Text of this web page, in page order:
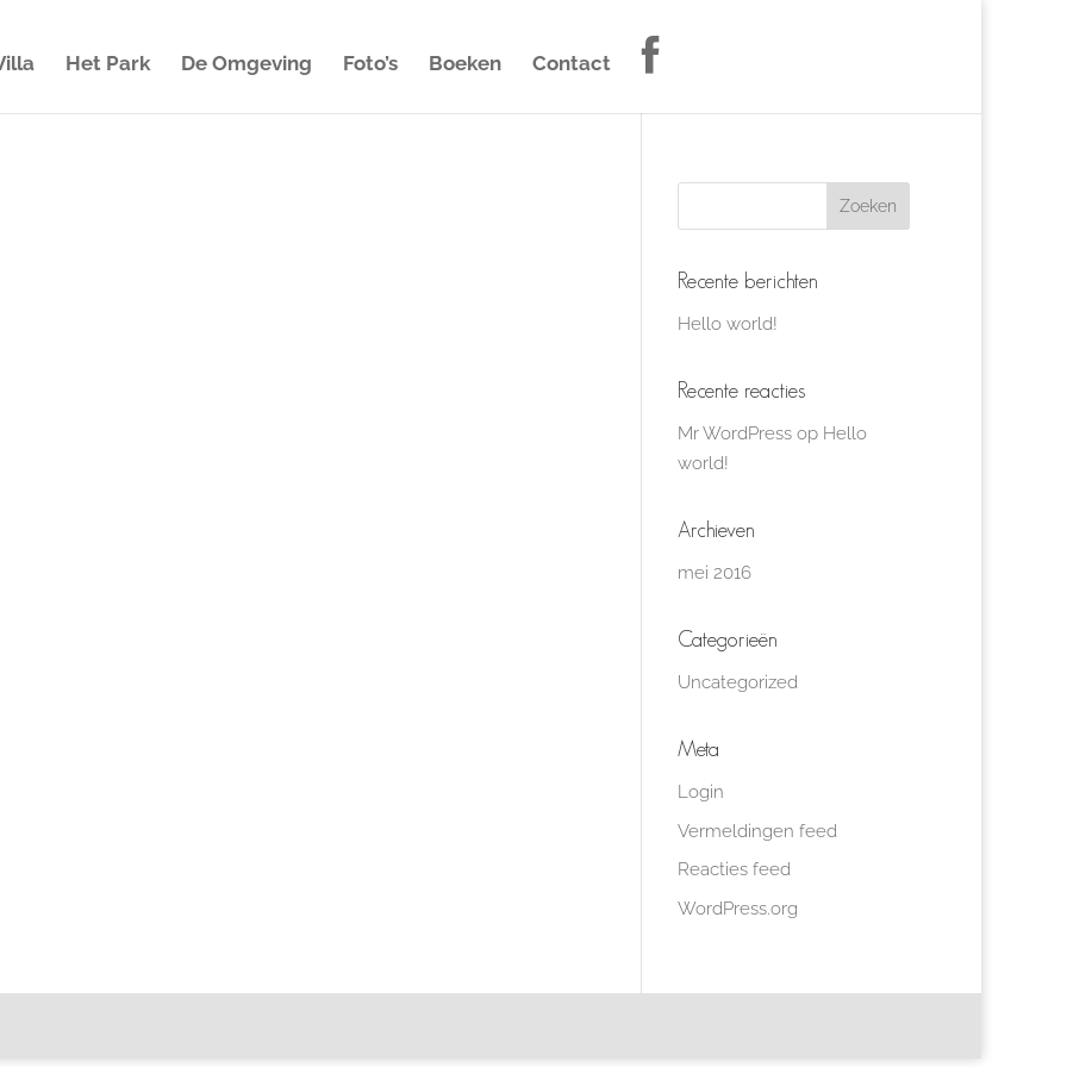
Het Park De Omgeving Foto’s Boeken Contact
Recente berichten
Hello world!
Recente reacties
Mr WordPressop Hello
world!
Archieven
mei 2016
Categorieën
Uncategorized
Meta
Login
Vermeldingen feed
Reacties feed
WordPress.org